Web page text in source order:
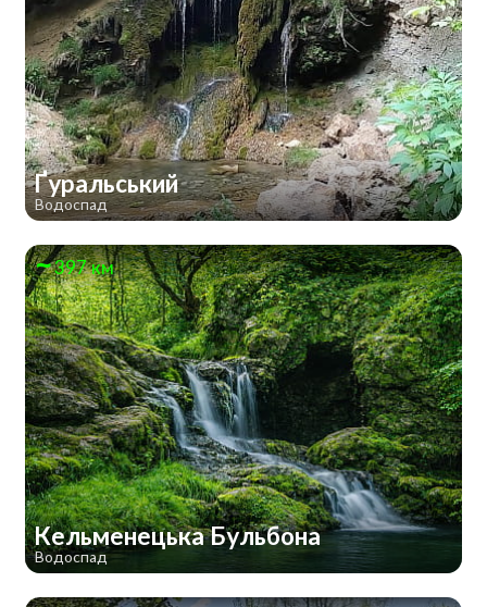
Ґуральський
Водоспад
397 км
Кельменецька Бульбона
Водоспад